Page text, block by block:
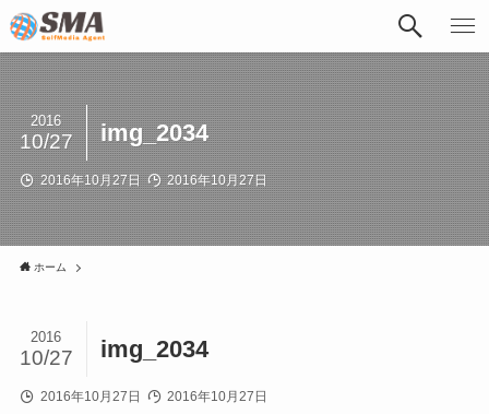
img_2034
2016
10/27
2016年10月27日 2016年10月27日
ホーム
img_2034
2016
10/27
2016年10月27日 2016年10月27日